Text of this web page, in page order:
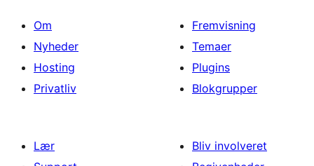
Om
Nyheder
Hosting
Privatliv
Fremvisning
Temaer
Plugins
Blokgrupper
Lær
Bliv involveret